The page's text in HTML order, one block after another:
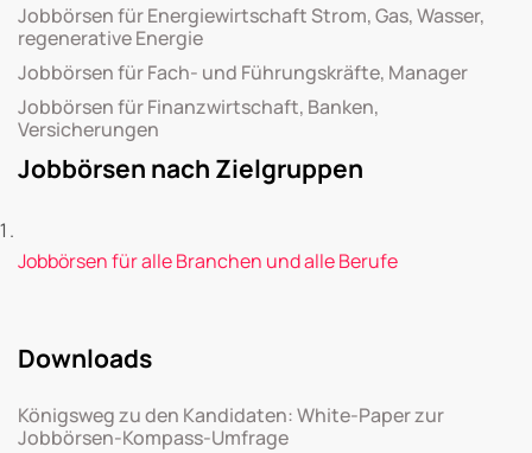
Jobbörsen für Energiewirtschaft Strom, Gas, Wasser,
regenerative Energie
Jobbörsen für Fach- und Führungskräfte, Manager
Jobbörsen für Finanzwirtschaft, Banken,
Versicherungen
Jobbörsen nach Zielgruppen
Jobbörsen für alle Branchen und alle Berufe
Downloads
Königsweg zu den Kandidaten: White-Paper zur
Jobbörsen-Kompass-Umfrage